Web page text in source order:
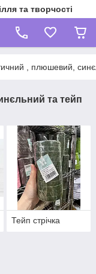
та творчості
, плюшевий,
та тейп
Тейп стрічка